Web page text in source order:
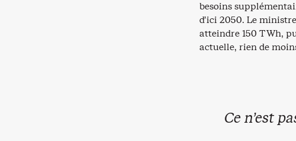
besoins
d’ici 2050. Le
atteindre 150 TWh,
actuelle, rien de
Ce n’est